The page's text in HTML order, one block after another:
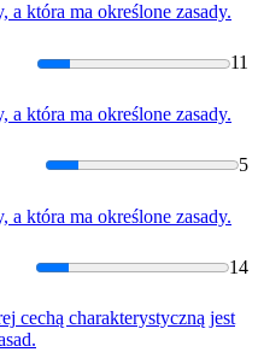
a która ma określone zasady.
11
a która ma określone zasady.
5
a która ma określone zasady.
14
cechą charakterystyczną jest
.